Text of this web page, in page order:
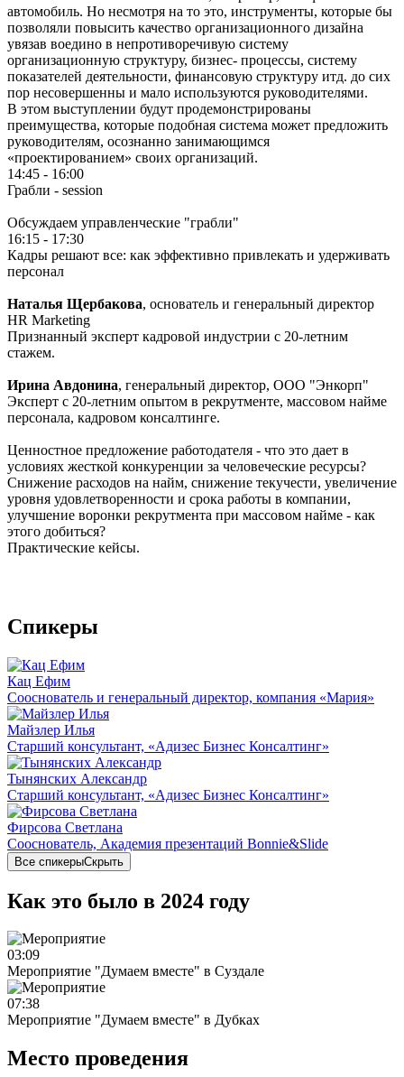
автомобиль. Но несмотря на то это, инструменты, которые бы
позволяли повысить качество организационного дизайна
увязав воедино в непротиворечивую систему
организационную структуру, бизнес- процессы, систему
показателей деятельности, финансовую структуру итд. до сих
пор несовершенны и мало используются руководителями.
В этом выступлении будут продемонстрированы
преимущества, которые подобная система может предложить
руководителям, осознанно занимающимся
«проектированием» своих организаций.
14:45 - 16:00
Грабли - session
Обсуждаем управленческие "грабли"
16:15 - 17:30
Кадры решают все: как эффективно привлекать и удерживать
персонал
Наталья Щербакова, основатель и генеральный директор
HR Marketing
Признанный эксперт кадровой индустрии с 20-летним
стажем.
Ирина Авдонина, генеральный директор, ООО "Энкорп"
Эксперт с 20-летним опытом в рекрутменте, массовом найме
персонала, кадровом консалтинге.
Ценностное предложение работодателя - что это дает в
условиях жесткой конкуренции за человеческие ресурсы?
Снижение расходов на найм, снижение текучести, увеличение
уровня удовлетворенности и срока работы в компании,
улучшение воронки рекрутмента при массовом найме - как
этого добиться?
Практические кейсы.
Спикеры
Кац Ефим
Сооснователь и генеральный директор, компания «Мария»
Майзлер Илья
Старший консультант, «Адизес Бизнес Консалтинг»
Тынянских Александр
Старший консультант, «Адизес Бизнес Консалтинг»
Фирсова Светлана
Сооснователь, Академия презентаций Bonnie&Slide
Все спикерыСкрыть
Как это было в 2024 году
03:09
Мероприятие "Думаем вместе" в Суздале
07:38
Мероприятие "Думаем вместе" в Дубках
Место проведения